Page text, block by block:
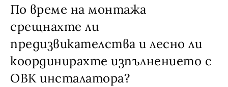
По време на монтажа
срещнахте ли
предизвикателства и лесно ли
координирахте изпълнението с
ОВК инсталатора?